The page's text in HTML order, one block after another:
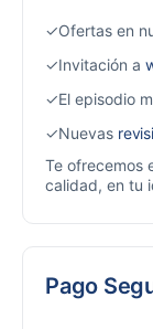
✓Ofertas en
✓Invitación a
✓El episodio
✓Nuevas
Te ofrecemos
calidad, en tu
Pago